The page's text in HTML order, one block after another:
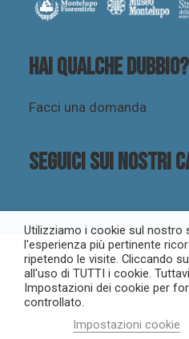
Hai qualche dubbio?
Facci una domanda
Seguici sui nostri
© 2023 Montelupo Eventi. Tutti i
Utilizziamo i cookie sul nostro
l'esperienza più pertinente
ripetendo le visite. Cliccando
all'uso di TUTTI i cookie.
Impostazioni dei cookie per
controllato.
Impostazioni cookie